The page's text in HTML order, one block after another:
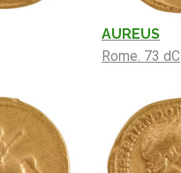
AUREUS
Rome. 73 dC